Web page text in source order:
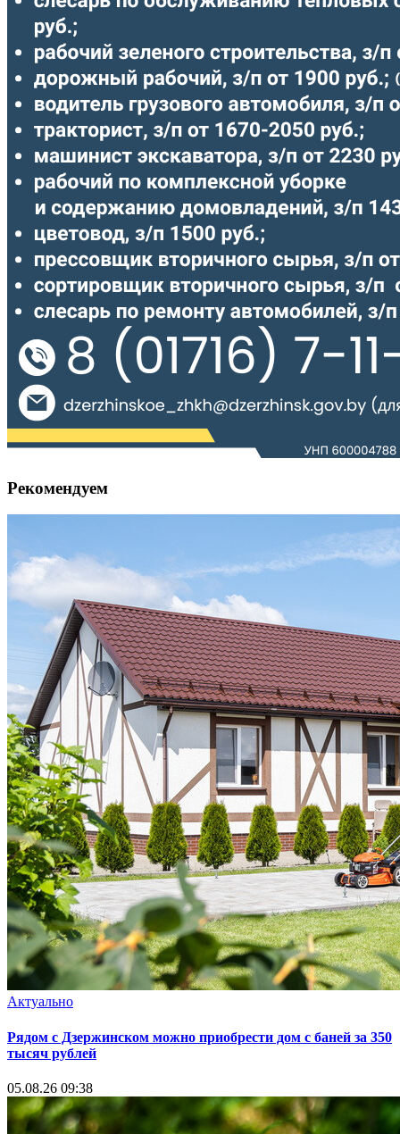
Рекомендуем
Актуально
Рядом с Дзержинском можно приобрести дом с баней за 350
тысяч рублей
05.08.26 09:38